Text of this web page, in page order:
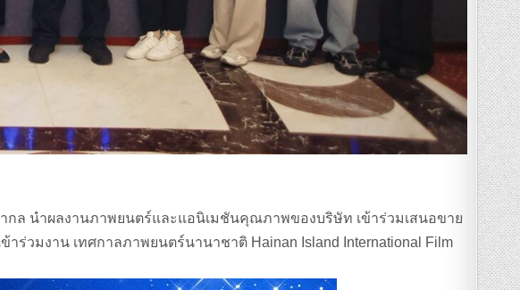
ล นำผลงานภาพยนตร์และแอนิเมชันคุณภาพของบริษัท เข้าร่วมเสนอขาย
าร่วมงาน เทศกาลภาพยนตร์นานาชาติ Hainan Island International Film